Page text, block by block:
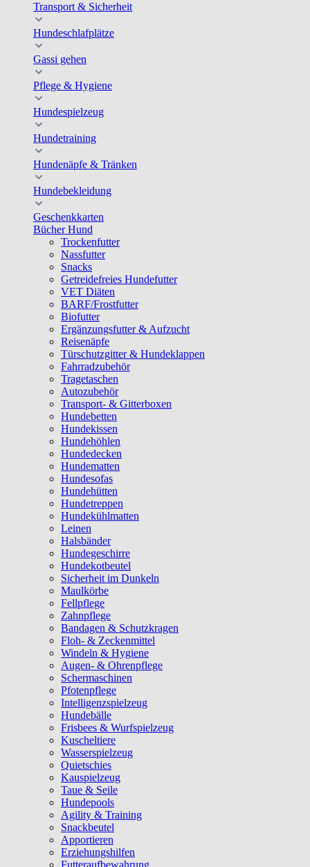
Transport & Sicherheit
Hundeschlafplätze
Gassi gehen
Pflege & Hygiene
Hundespielzeug
Hundetraining
Hundenäpfe & Tränken
Hundebekleidung
Geschenkkarten
Bücher Hund
Trockenfutter
Nassfutter
Snacks
Getreidefreies Hundefutter
VET Diäten
BARF/Frostfutter
Biofutter
Ergänzungsfutter & Aufzucht
Reisenäpfe
Türschutzgitter & Hundeklappen
Fahrradzubehör
Tragetaschen
Autozubehör
Transport- & Gitterboxen
Hundebetten
Hundekissen
Hundehöhlen
Hundedecken
Hundematten
Hundesofas
Hundehütten
Hundetreppen
Hundekühlmatten
Leinen
Halsbänder
Hundegeschirre
Hundekotbeutel
Sicherheit im Dunkeln
Maulkörbe
Fellpflege
Zahnpflege
Bandagen & Schutzkragen
Floh- & Zeckenmittel
Windeln & Hygiene
Augen- & Ohrenpflege
Schermaschinen
Pfotenpflege
Intelligenzspielzeug
Hundebälle
Frisbees & Wurfspielzeug
Kuscheltiere
Wasserspielzeug
Quietschies
Kauspielzeug
Taue & Seile
Hundepools
Agility & Training
Snackbeutel
Apportieren
Erziehungshilfen
Futteraufbewahrung